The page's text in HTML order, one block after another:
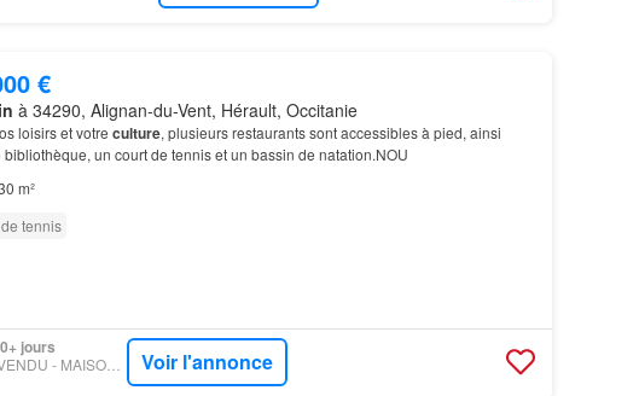
€
à 34290, Alignan-du-Vent, Hérault, Occitanie
loisirs et votre culture, plusieurs restaurants sont accessibles à pied, ainsi
bibliothèque, un court de tennis et un bassin de natation.NOU
m²
tennis
jours
PARUVENDU - MAISONS BALENCY Voir l'annonce